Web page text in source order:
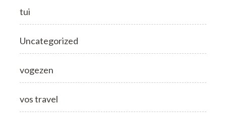
tui
Uncategorized
vogezen
vos travel